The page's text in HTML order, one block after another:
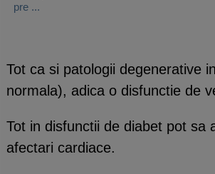
pre ...
Tot ca si patologii degenerative
normala), adica o disfunctie de
Tot in disfunctii de diabet pot sa
afectari cardiace.